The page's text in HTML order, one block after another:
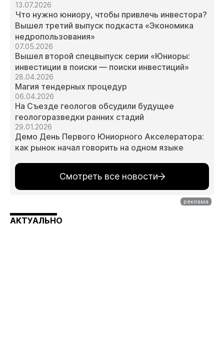
13.07.2026
Что нужно юниору, чтобы привлечь инвестора?
Вышел третий выпуск подкаста «Экономика
недропользования»
07.05.2026
Вышел второй спецвыпуск серии «Юниоры:
инвестиции в поиски — поиски инвестиций»
28.04.2026
Магия тендерных процедур
06.04.2026
На Съезде геологов обсудили будущее
геологоразведки ранних стадий
29.01.2026
Демо День Первого Юниорного Акселератора:
как рынок начал говорить на одном языке
Смотреть все новости
АКТУАЛЬНО